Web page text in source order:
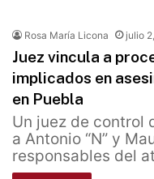
Rosa María Licona julio
Juez vincula a
implicados en
en Puebla
Un juez de control
a Antonio “N” y
responsables del